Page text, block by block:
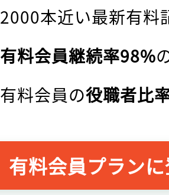
2000本近い最新有料
有料会員継続率98%
有料会員の役職者比
有料会員プラン